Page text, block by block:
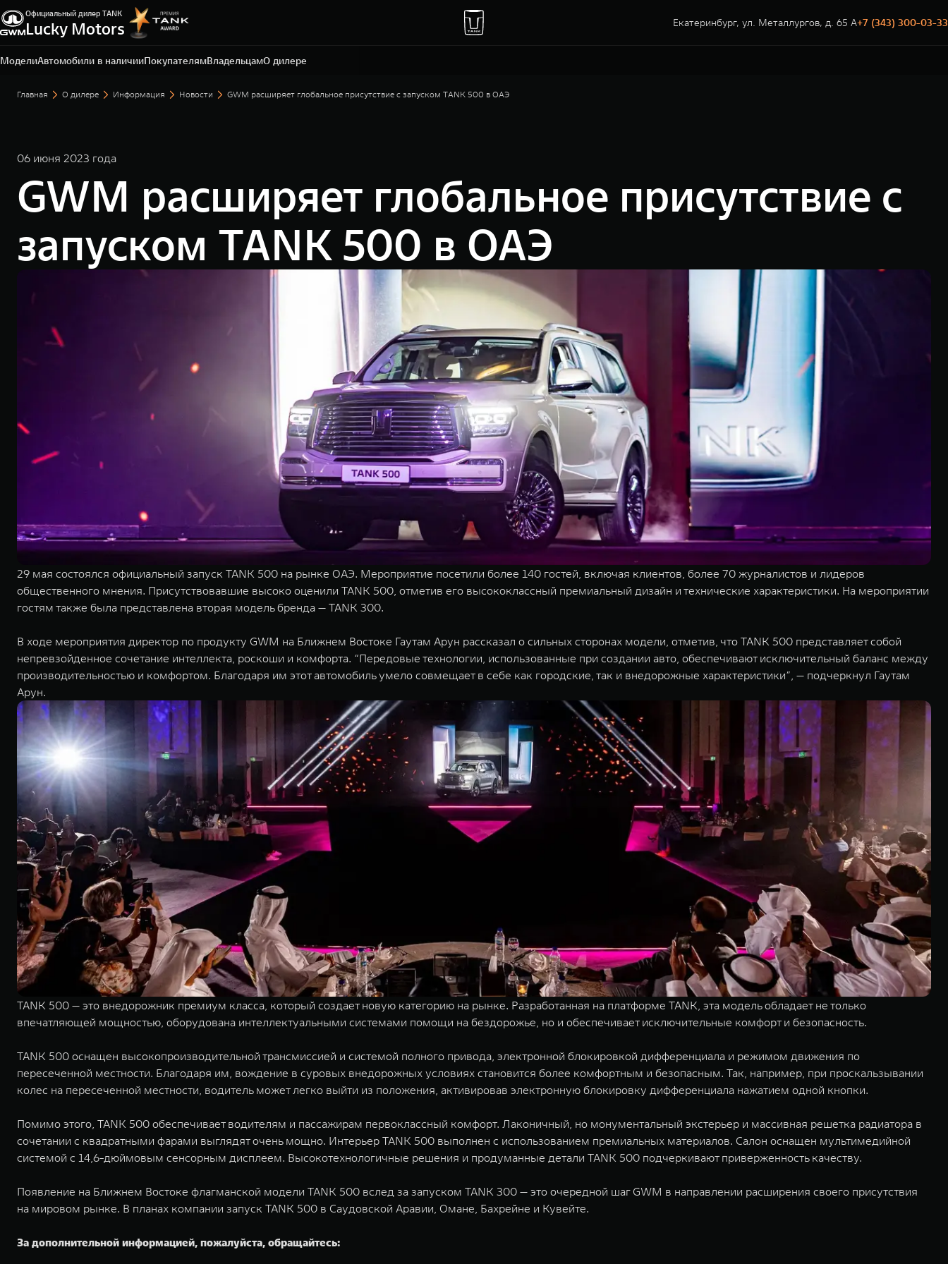
Официальный дилер TANK
Lucky Motors Екатеринбург, ул. Металлургов, д. 65 А+7 (343) 300-03-33
МоделиАвтомобили в наличииПокупателямВладельцамО дилере
Екатеринбург, ул. Металлургов, д. 65 А
+7 (343) 300-03-33
Главная О дилере Информация Новости GWM расширяет глобальное присутствие с запуском TANK 500 в ОАЭ
06 июня 2023 года
GWM расширяет глобальное присутствие с
запуском TANK 500 в ОАЭ
29 мая состоялся официальный запуск TANK 500 на рынке ОАЭ. Мероприятие посетили более 140 гостей, включая клиентов, более 70 журналистов и лидеров
общественного мнения. Присутствовавшие высоко оценили TANK 500, отметив его высококлассный премиальный дизайн и технические характеристики. На мероприятии
гостям также была представлена вторая модель бренда — TANK 300.
В ходе мероприятия директор по продукту GWM на Ближнем Востоке Гаутам Арун рассказал о сильных сторонах модели, отметив, что TANK 500 представляет собой
непревзойденное сочетание интеллекта, роскоши и комфорта. “Передовые технологии, использованные при создании авто, обеспечивают исключительный баланс между
производительностью и комфортом. Благодаря им этот автомобиль умело совмещает в себе как городские, так и внедорожные характеристики”, — подчеркнул Гаутам
Арун.
TANK 500 — это внедорожник премиум класса, который создает новую категорию на рынке. Разработанная на платформе TANK, эта модель обладает не только
впечатляющей мощностью, оборудована интеллектуальными системами помощи на бездорожье, но и обеспечивает исключительные комфорт и безопасность.
TANK 500 оснащен высокопроизводительной трансмиссией и системой полного привода, электронной блокировкой дифференциала и режимом движения по
пересеченной местности. Благодаря им, вождение в суровых внедорожных условиях становится более комфортным и безопасным. Так, например, при проскальзывании
колес на пересеченной местности, водитель может легко выйти из положения, активировав электронную блокировку дифференциала нажатием одной кнопки.
Помимо этого, TANK 500 обеспечивает водителям и пассажирам первоклассный комфорт. Лаконичный, но монументальный экстерьер и массивная решетка радиатора в
сочетании с квадратными фарами выглядят очень мощно. Интерьер TANK 500 выполнен с использованием премиальных материалов. Салон оснащен мультимедийной
системой с 14,6-дюймовым сенсорным дисплеем. Высокотехнологичные решения и продуманные детали TANK 500 подчеркивают приверженность качеству.
Появление на Ближнем Востоке флагманской модели TANK 500 вслед за запуском TANK 300 — это очередной шаг GWM в направлении расширения своего присутствия
на мировом рынке. В планах компании запуск TANK 500 в Саудовской Аравии, Омане, Бахрейне и Кувейте.
За дополнительной информацией, пожалуйста, обращайтесь: